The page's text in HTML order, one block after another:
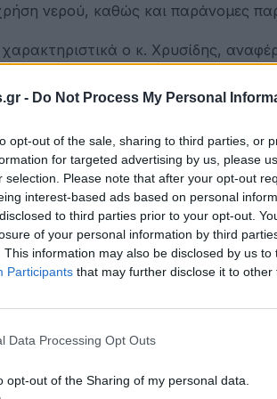
- Do Not Process My Personal
opt-out of the sale, sharing to third parties, or
for targeted advertising by us, please
selection. Please note that after your opt-out
interest-based ads based on personal
to third parties prior to your opt-out.
of your personal information by third
This information may also be disclosed by us
Participants that may further disclose it to other
Data Processing Opt Outs
opt-out of the Sharing of my personal data.
νερού, καθώς και παράνομες
ο κ. Χρυσίδης,
αυλές, κήποι, ακόμα και
που προορίζεται αποκλειστικά για
από τη σημαντική
καταγράφονται από τα υδρόμετρα
την εγκατάσταση ψηφιακών
και τον εντοπισμό
υπευθυνότητα. Η ΔΕΥΑΑ
είναι μικρότερη, ενώ
των οικισμών.
τους ελέγχους και